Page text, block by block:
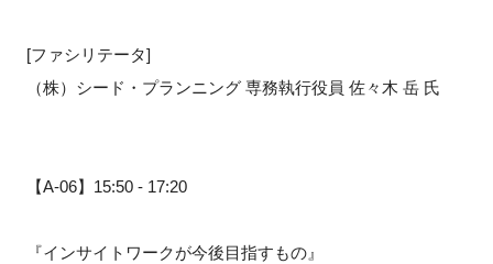
[ファシリテータ]
（株）シード・プランニング 専務執行役員 佐々木 岳 氏
【A-06】15:50 - 17:20
『インサイトワークが今後目指すもの』